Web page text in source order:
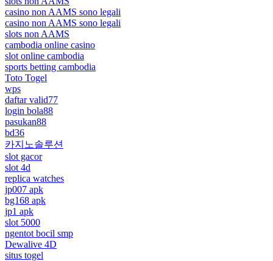
casino non AAMS sono legali
casino non AAMS sono legali
slots non AAMS
cambodia online casino
slot online cambodia
sports betting cambodia
Toto Togel
wps
daftar valid77
login bola88
pasukan88
bd36
카지노솔루션
slot gacor
slot 4d
replica watches
jp007 apk
bg168 apk
jp1 apk
slot 5000
ngentot bocil smp
Dewalive 4D
situs togel